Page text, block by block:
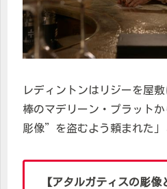
レディントンはリジーを屋
棒のマデリーン・プラット
彫像”を盗むよう頼まれた」
【アタルガティスの彫像